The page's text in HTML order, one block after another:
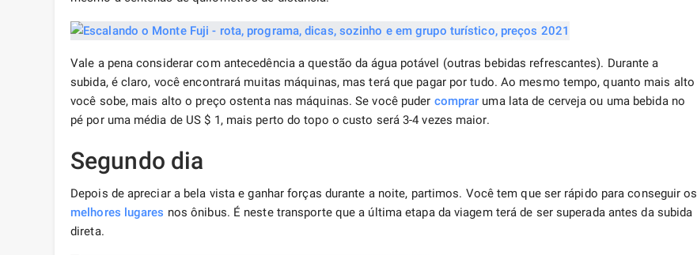
Vale a pena considerar com antecedência a questão da água potável (outras bebidas refrescantes). Durante a
subida, é claro, você encontrará muitas máquinas, mas terá que pagar por tudo. Ao mesmo tempo, quanto mais alto
você sobe, mais alto o preço ostenta nas máquinas. Se você puder comprar uma lata de cerveja ou uma bebida no
pé por uma média de US $ 1, mais perto do topo o custo será 3-4 vezes maior.
Segundo dia
Depois de apreciar a bela vista e ganhar forças durante a noite, partimos. Você tem que ser rápido para conseguir os
melhores lugares nos ônibus. É neste transporte que a última etapa da viagem terá de ser superada antes da subida
direta.